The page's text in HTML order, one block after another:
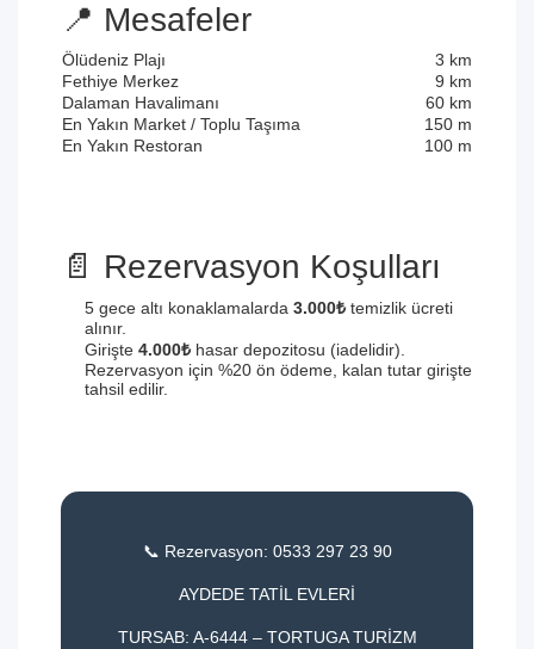
📍 Mesafeler
Ölüdeniz Plajı
3 km
Fethiye Merkez
9 km
Dalaman Havalimanı
60 km
En Yakın Market / Toplu Taşıma
150 m
En Yakın Restoran
100 m
📄 Rezervasyon Koşulları
5 gece altı konaklamalarda 3.000₺ temizlik ücreti
alınır.
Girişte 4.000₺ hasar depozitosu (iadelidir).
Rezervasyon için %20 ön ödeme, kalan tutar girişte
tahsil edilir.
📞 Rezervasyon: 0533 297 23 90
AYDEDE TATİL EVLERİ
TURSAB: A-6444 – TORTUGA TURİZM